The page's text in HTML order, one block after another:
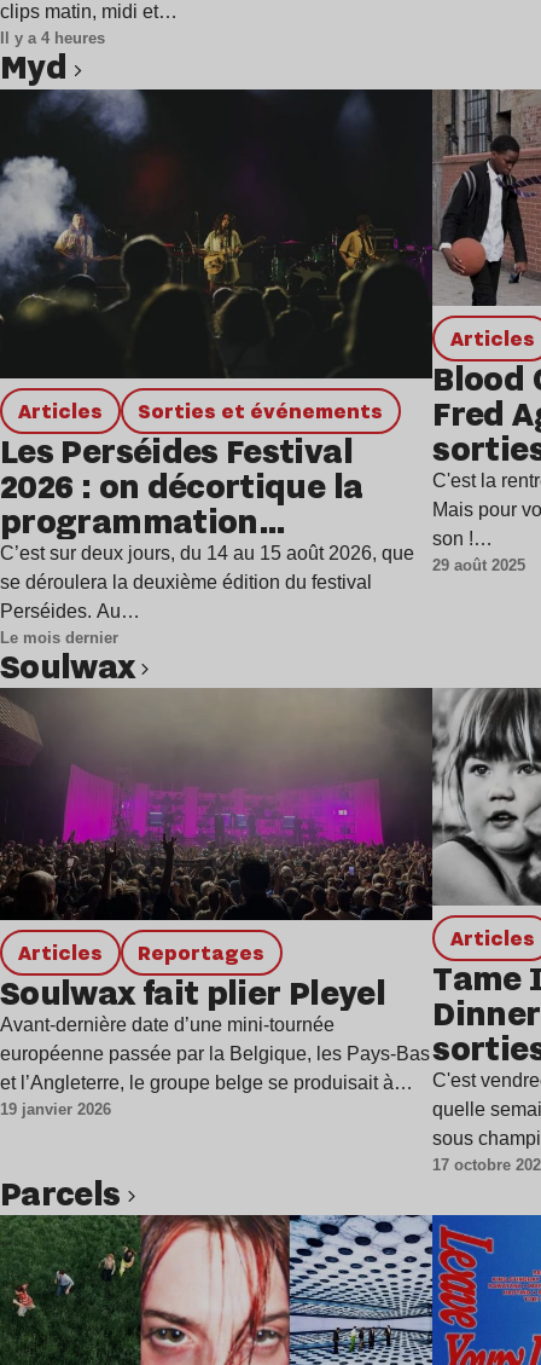
clips matin, midi et…
Il y a 4 heures
Myd
Articles Sorties et événements
Les Perséides Festival
2026 : on décortique la
programmation
étincelante
C’est sur deux jours, du 14 au 15 août 2026, que
se déroulera la deuxième édition du festival
Perséides. Au…
Le mois dernier
Articles
Blood
Fred
C'est la
Mais pour
son !…
29 août 2025
Lire l’article
Soulwax
Articles Reportages
Soulwax fait plier Pleyel
Avant-dernière date d’une mini-tournée
européenne passée par la Belgique, les Pays-Bas
et l’Angleterre, le groupe belge se produisait à
Paris…
19 janvier 2026
Articles
Tame
C'est
quelle
sous
17 octobre
Parcels
Lire l’article